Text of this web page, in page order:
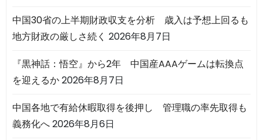
中国30省の上半期財政収支を分析 歳入は予想上回るも
地方財政の厳しさ続く 2026年8月7日
『黒神話：悟空』から2年 中国産AAAゲームは転換点
を迎えるか2026年8月7日
中国各地で有給休暇取得を後押し 管理職の率先取得も
義務化へ2026年8月6日